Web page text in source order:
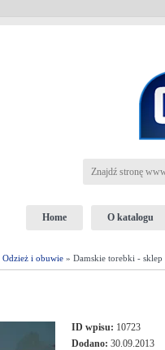
Home O katalogu
Odzież i obuwie » Damskie torebki -
ID wpisu: 10723
Dodano: 30.09.2013